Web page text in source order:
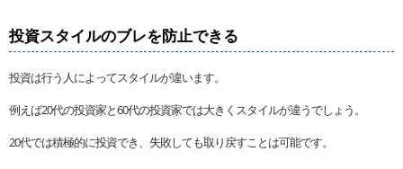
投資スタイルのブレを防止できる
投資は行う人によってスタイルが違います。
例えば20代の投資家と60代の投資家では大きくスタイルが違うでしょう。
20代では積極的に投資でき、失敗しても取り戻すことは可能です。